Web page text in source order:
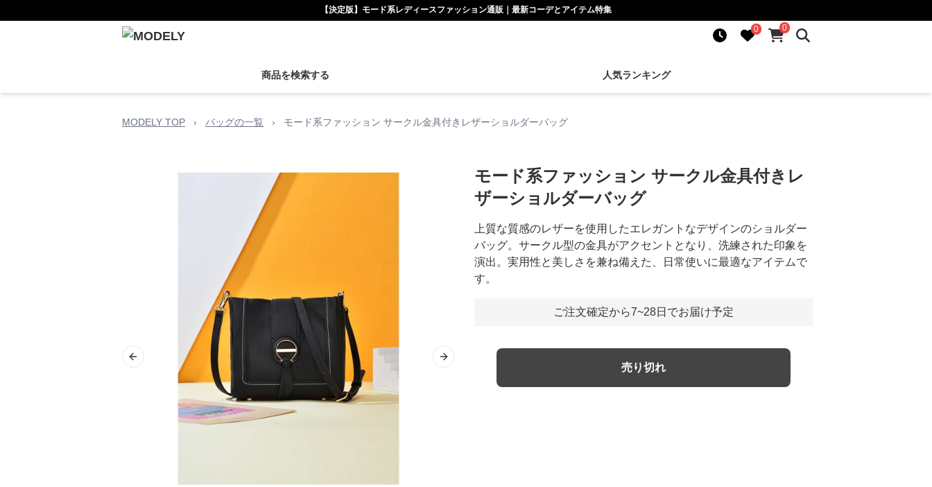
【決定版】モード系レディースファッション通販｜最新コーデとアイテム特集
0
0
商品を検索する 人気ランキング
MODELY TOP › バッグの一覧 › モード系ファッション サークル金具付きレザーショルダーバッグ
Previous slide Next slide
モード系ファッション サークル金具付きレ
ザーショルダーバッグ
上質な質感のレザーを使用したエレガントなデザインのショルダー
バッグ。サークル型の金具がアクセントとなり、洗練された印象を
演出。実用性と美しさを兼ね備えた、日常使いに最適なアイテムで
す。
ご注文確定から7~28日でお届け予定
売り切れ